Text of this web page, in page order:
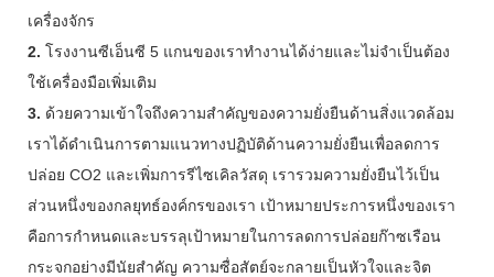
เครื่องจักร
2. โรงงานซีเอ็นซี 5 แกนของเราทำงานได้ง่ายและไม่จำเป็นต้อง
ใช้เครื่องมือเพิ่มเติม
3. ด้วยความเข้าใจถึงความสำคัญของความยั่งยืนด้านสิ่งแวดล้อม
เราได้ดำเนินการตามแนวทางปฏิบัติด้านความยั่งยืนเพื่อลดการ
ปล่อย CO2 และเพิ่มการรีไซเคิลวัสดุ เรารวมความยั่งยืนไว้เป็น
ส่วนหนึ่งของกลยุทธ์องค์กรของเรา เป้าหมายประการหนึ่งของเรา
คือการกำหนดและบรรลุเป้าหมายในการลดการปล่อยก๊าซเรือน
กระจกอย่างมีนัยสำคัญ ความซื่อสัตย์จะกลายเป็นหัวใจและจิต